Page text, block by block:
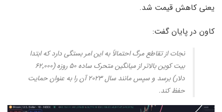
یعنی کاهش قیمت شد.
کاون در پایان گفت:
نجات از تقاطع مرگ احتمالاً به این امر بستگی دارد که ابتدا
بیت کوین بالاتر از میانگین متحرک ساده ۵۰ روزه (۶۲٬۰۰۰
دلار) برسد و سپس مانند سال ۲۰۲۳ آن را به عنوان حمایت
حفظ کند.